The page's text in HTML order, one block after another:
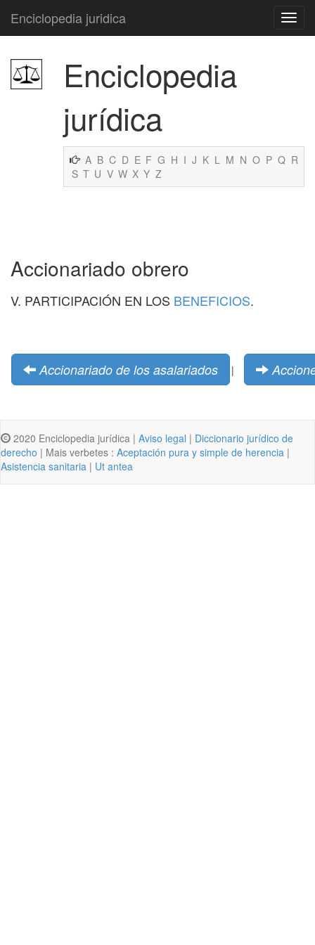
Enciclopedia juridica
Enciclopedia
jurídica
A B C D E F G H I J K L M N O P Q R
S T U V W X Y Z
Accionariado obrero
V. PARTICIPACIÓN EN LOS BENEFICIOS.
Accionariado de los asalariados |
2020 Enciclopedia jurídica | Aviso legal | Diccionario jurídico de
derecho | Mais verbetes : Aceptación pura y simple de herencia |
Asistencia sanitaria | Ut antea